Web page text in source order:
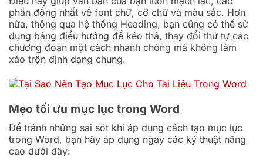
phần đồng nhất về font chữ, cỡ chữ và màu sắc. Hơn
nữa, thông qua hệ thống Heading, bạn cũng có thể sử
dụng bảng điều hướng để kéo thả, thay đổi thứ tự các
chương đoạn một cách nhanh chóng mà không làm
xáo trộn định dạng chung.
Mẹo tối ưu mục lục trong Word
Để tránh những sai sót khi áp dụng cách tạo mục lục
trong Word, bạn hãy áp dụng ngay các kỹ thuật nâng
cao dưới đây: